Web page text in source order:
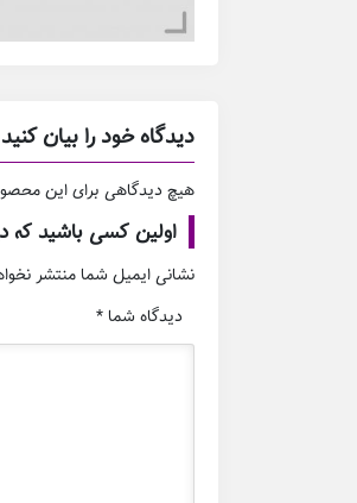
دیدگاه خود را بیان کنید
هیچ دیدگاهی برای این
اولین کسی باشید که
نشانی ایمیل شما منتشر
دیدگاه شما*